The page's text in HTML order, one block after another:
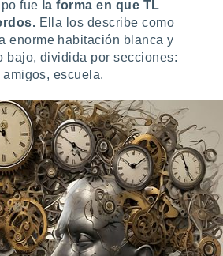
fue la forma en que TL
Ella los describe como
enorme habitación blanca y
bajo, dividida por secciones:
escuela.